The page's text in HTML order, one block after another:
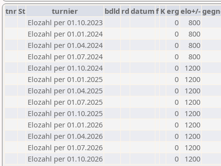
tnrSt turnier bdld rd datumf Kerg elo+/-
Elozahl per 01.10.2023
0
800
Elozahl per 01.01.2024
0
800
Elozahl per 01.04.2024
0
800
Elozahl per 01.07.2024
0
800
Elozahl per 01.10.2024
0
1200
Elozahl per 01.01.2025
0
1200
Elozahl per 01.04.2025
0
1200
Elozahl per 01.07.2025
0
1200
Elozahl per 01.10.2025
0
1200
Elozahl per 01.01.2026
0
1200
Elozahl per 01.04.2026
0
1200
Elozahl per 01.07.2026
0
1200
Elozahl per 01.10.2026
0 1200